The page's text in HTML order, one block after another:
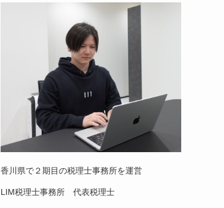
香川県で２期目の税理士事務所を運営
LIM税理士事務所 代表税理士